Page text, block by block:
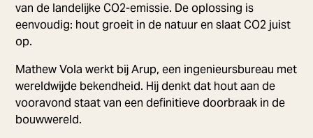
van de landelijke CO2-emissie. De oplossing is
eenvoudig: hout groeit in de natuur en slaat CO2 juist
op.
Mathew Vola werkt bij Arup, een ingenieursbureau met
wereldwijde bekendheid. Hij denkt dat hout aan de
vooravond staat van een definitieve doorbraak in de
bouwwereld.